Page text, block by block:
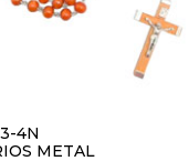
4N
METAL